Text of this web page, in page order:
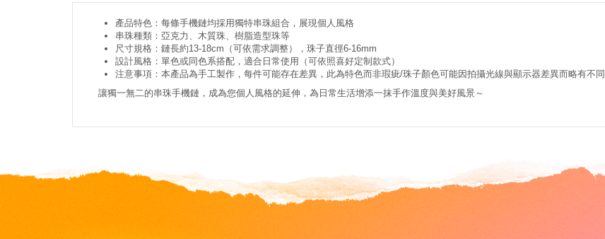
產品特色：每條手機鏈均採用獨特串珠組合，展現個人風格
串珠種類：亞克力、木質珠、樹脂造型珠等
尺寸規格：鏈長約13-18cm（可依需求調整），珠子直徑6-16mm
設計風格：單色或同色系搭配，適合日常使用（可依照喜好定制款式）
注意事項：本產品為手工製作，每件可能存在差異，此為特色而非瑕疵/珠子顏色可能因拍攝光線與顯示器差異而略有不同
讓獨一無二的串珠手機鏈，成為您個人風格的延伸，為日常生活增添一抹手作溫度與美好風景～